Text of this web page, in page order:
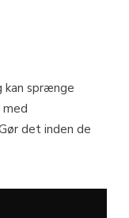
kan sprænge
det inden de